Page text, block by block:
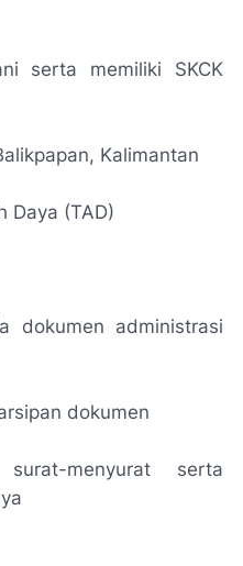
serta memiliki SKCK
Kalimantan
Daya (TAD)
dokumen administrasi
dokumen
menyurat serta